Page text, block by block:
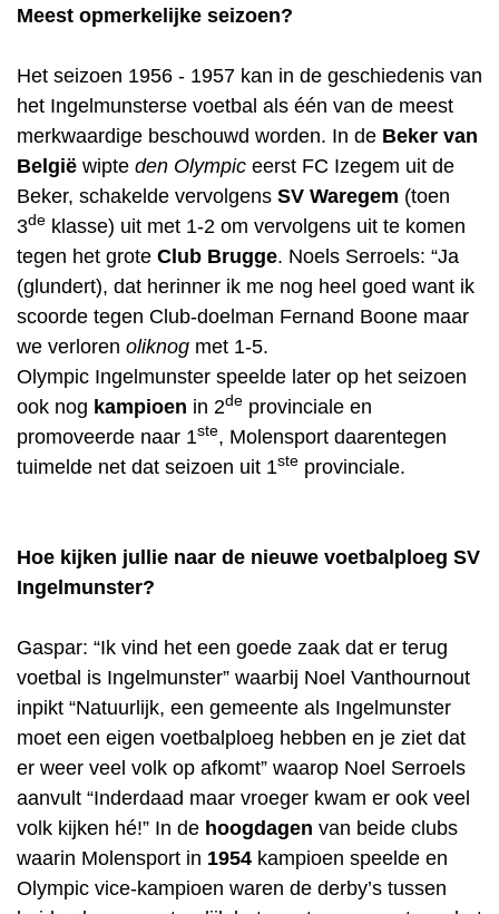
Meest opmerkelijke seizoen?
Het seizoen 1956 - 1957 kan in de geschiedenis van
het Ingelmunsterse voetbal als één van de meest
merkwaardige beschouwd worden. In de Beker van
België wipte den Olympic eerst FC Izegem uit de
Beker, schakelde vervolgens SV Waregem (toen
3de klasse) uit met 1-2 om vervolgens uit te komen
tegen het grote Club Brugge. Noels Serroels: “Ja
(glundert), dat herinner ik me nog heel goed want ik
scoorde tegen Club-doelman Fernand Boone maar
we verloren oliknog met 1-5.
Olympic Ingelmunster speelde later op het seizoen
ook nog kampioen in 2de provinciale en
promoveerde naar 1ste, Molensport daarentegen
tuimelde net dat seizoen uit 1ste provinciale.
Hoe kijken jullie naar de nieuwe voetbalploeg SV
Ingelmunster?
Gaspar: “Ik vind het een goede zaak dat er terug
voetbal is Ingelmunster” waarbij Noel Vanthournout
inpikt “Natuurlijk, een gemeente als Ingelmunster
moet een eigen voetbalploeg hebben en je ziet dat
er weer veel volk op afkomt” waarop Noel Serroels
aanvult “Inderdaad maar vroeger kwam er ook veel
volk kijken hé!” In de hoogdagen van beide clubs
waarin Molensport in 1954 kampioen speelde en
Olympic vice-kampioen waren de derby’s tussen